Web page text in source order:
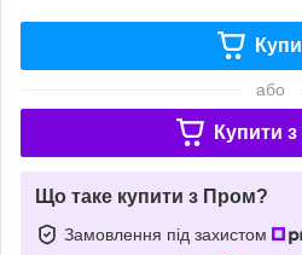
або
Купити з
Що таке купити з Пром?
Замовлення під захистом